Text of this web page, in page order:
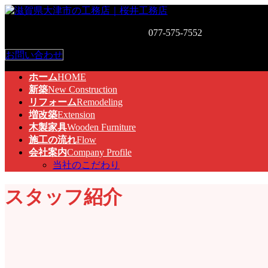
コ
ン
ツ
へ
ナ
ー
シ
ョ
077-575-7552
お問い合わせ
ホームHOME
新築New Construction
リフォームRemodeling
増改築Extension
木製家具Wooden Furniture
施工の流れFlow
会社案内Company Profile
当社のこだわり
スタッフ紹介